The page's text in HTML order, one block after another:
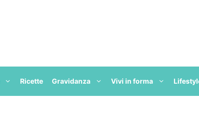
Ricette Gravidanza Vivi in forma